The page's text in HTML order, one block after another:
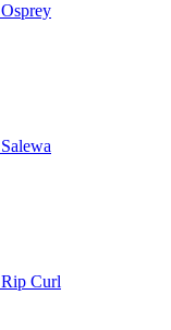
Osprey
Salewa
Rip Curl